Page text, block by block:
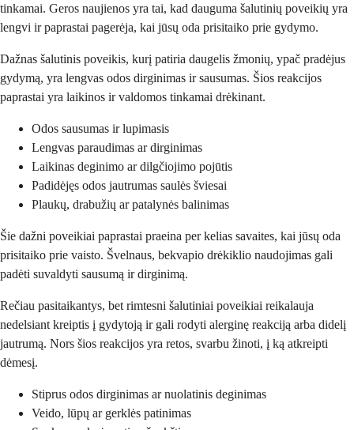
tinkamai. Geros naujienos yra tai, kad dauguma šalutinių poveikių yra
lengvi ir paprastai pagerėja, kai jūsų oda prisitaiko prie gydymo.
Dažnas šalutinis poveikis, kurį patiria daugelis žmonių, ypač pradėjus
gydymą, yra lengvas odos dirginimas ir sausumas. Šios reakcijos
paprastai yra laikinos ir valdomos tinkamai drėkinant.
Odos sausumas ir lupimasis
Lengvas paraudimas ar dirginimas
Laikinas deginimo ar dilgčiojimo pojūtis
Padidėjęs odos jautrumas saulės šviesai
Plaukų, drabužių ar patalynės balinimas
Šie dažni poveikiai paprastai praeina per kelias savaites, kai jūsų oda
prisitaiko prie vaisto. Švelnaus, bekvapio drėkiklio naudojimas gali
padėti suvaldyti sausumą ir dirginimą.
Rečiau pasitaikantys, bet rimtesni šalutiniai poveikiai reikalauja
nedelsiant kreiptis į gydytoją ir gali rodyti alerginę reakciją arba didelį
jautrumą. Nors šios reakcijos yra retos, svarbu žinoti, į ką atkreipti
dėmesį.
Stiprus odos dirginimas ar nuolatinis deginimas
Veido, lūpų ar gerklės patinimas